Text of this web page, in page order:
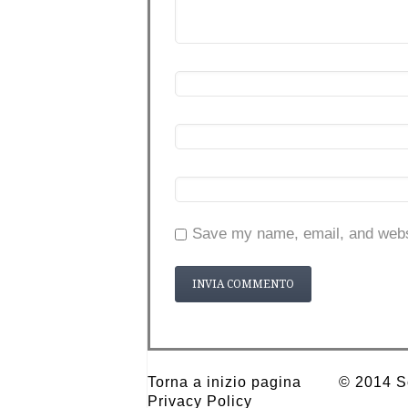
Save my name, email, and
Torna a inizio pagina
© 2014
Privacy Policy